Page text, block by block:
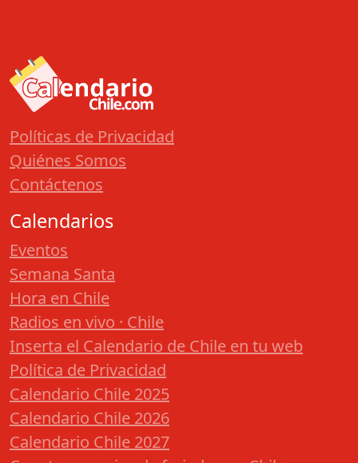
Políticas de Privacidad
Quiénes Somos
Contáctenos
Calendarios
Eventos
Semana Santa
Hora en Chile
Radios en vivo · Chile
Inserta el Calendario de Chile en tu web
Política de Privacidad
Calendario Chile 2025
Calendario Chile 2026
Calendario Chile 2027